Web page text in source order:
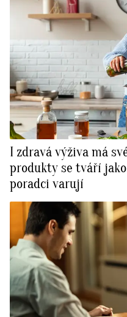
I zdravá výživa má
produkty se tváří
poradci varují